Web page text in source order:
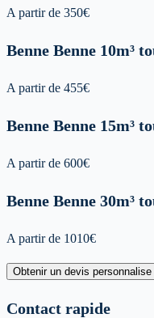
A partir de 350€
Benne Benne 10m³
A partir de 455€
Benne Benne 15m³
A partir de 600€
Benne Benne 30m³
A partir de 1010€
Obtenir un devis personnalise
Contact rapide